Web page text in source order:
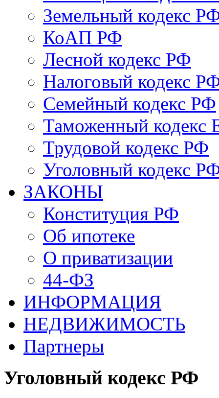
Земельный кодекс
КоАП РФ
Лесной кодекс РФ
Налоговый кодекс
Семейный кодекс РФ
Таможенный
Трудовой кодекс РФ
Уголовный кодекс
ЗАКОНЫ
Конституция РФ
Об ипотеке
О приватизации
44-ФЗ
ИНФОРМАЦИЯ
НЕДВИЖИМОСТЬ
Партнеры
Уголовный кодекс РФ